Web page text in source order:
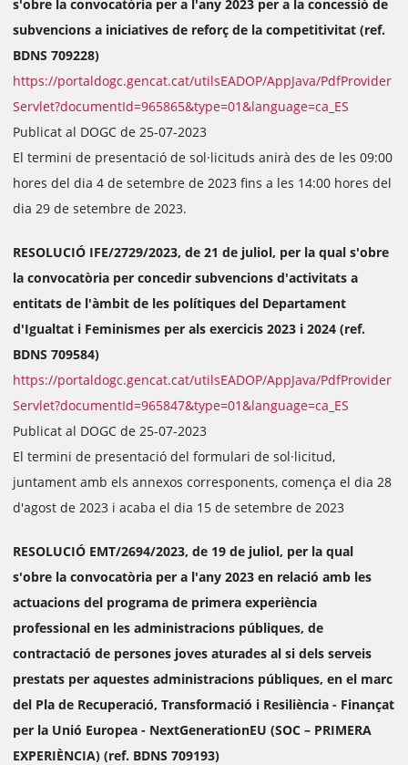
s'obre la convocatòria per a l'any 2023 per a la concessió de
subvencions a iniciatives de reforç de la competitivitat (ref.
BDNS 709228)
https://portaldogc.gencat.cat/utilsEADOP/AppJava/PdfProvider
Servlet?documentId=965865&type=01&language=ca_ES
Publicat al DOGC de 25-07-2023
El termini de presentació de sol·licituds anirà des de les 09:00
hores del dia 4 de setembre de 2023 fins a les 14:00 hores del
dia 29 de setembre de 2023.
RESOLUCIÓ IFE/2729/2023, de 21 de juliol, per la qual s'obre
la convocatòria per concedir subvencions d'activitats a
entitats de l'àmbit de les polítiques del Departament
d'Igualtat i Feminismes per als exercicis 2023 i 2024 (ref.
BDNS 709584)
https://portaldogc.gencat.cat/utilsEADOP/AppJava/PdfProvider
Servlet?documentId=965847&type=01&language=ca_ES
Publicat al DOGC de 25-07-2023
El termini de presentació del formulari de sol·licitud,
juntament amb els annexos corresponents, comença el dia 28
d'agost de 2023 i acaba el dia 15 de setembre de 2023
RESOLUCIÓ EMT/2694/2023, de 19 de juliol, per la qual
s'obre la convocatòria per a l'any 2023 en relació amb les
actuacions del programa de primera experiència
professional en les administracions públiques, de
contractació de persones joves aturades al si dels serveis
prestats per aquestes administracions públiques, en el marc
del Pla de Recuperació, Transformació i Resiliència - Finançat
per la Unió Europea - NextGenerationEU (SOC – PRIMERA
EXPERIÈNCIA) (ref. BDNS 709193)